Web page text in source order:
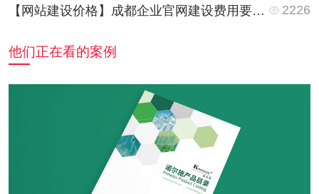
【网站建设价格】成都企业官网建设费用要多少钱？
2226
他们正在看的案例